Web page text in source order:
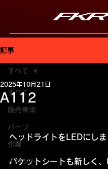
記事
すべて
販売車両
パーツ
作業
イベント
すべて
A112
2025年10月21日
ヘッドライトをLEDにしま
バケットシートも新しく、